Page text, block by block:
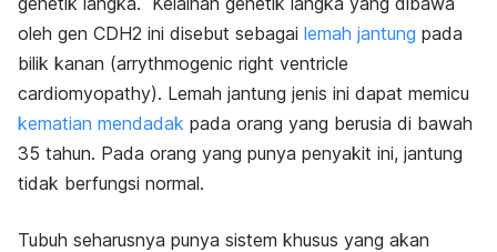
oleh gen CDH2 ini disebut sebagai lemah jantung pada
bilik kanan (arrythmogenic right ventricle
cardiomyopathy). Lemah jantung jenis ini dapat memicu
kematian mendadak pada orang yang berusia di bawah
35 tahun. Pada orang yang punya penyakit ini, jantung
tidak berfungsi normal.
Tubuh seharusnya punya sistem khusus yang akan